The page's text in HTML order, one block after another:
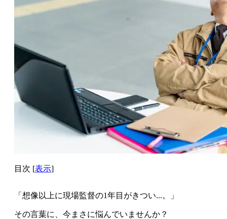
目次 [表示]
「想像以上に現場監督の1年目がきつい...。」
その言葉に、今まさに悩んでいませんか？